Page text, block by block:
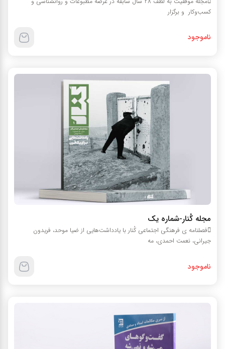
کسب‌وکار و برگزار
ناموجود
مجله کُنار-شماره يک
فصلنامه ی فرهنگی اجتماعی کُنار با یادداشت‌هایی از ضیا موحد، فریدون
جیرانی، نعمت احمدی، مه
ناموجود